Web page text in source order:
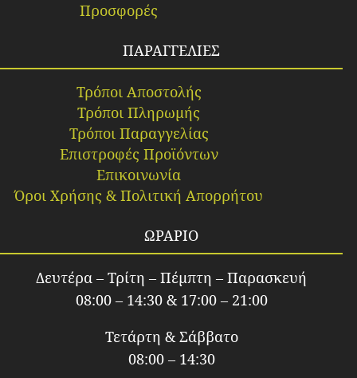
Προσφορές
ΠΑΡΑΓΓΕΛΙΕΣ
Τρόποι Αποστολής
Τρόποι Πληρωμής
Τρόποι Παραγγελίας
Επιστροφές Προϊόντων
Επικοινωνία
Όροι Χρήσης & Πολιτική Απορρήτου
ΩΡΑΡΙΟ
Δευτέρα – Τρίτη – Πέμπτη – Παρασκευή
08:00 – 14:30 & 17:00 – 21:00
Τετάρτη & Σάββατο
08:00 – 14:30